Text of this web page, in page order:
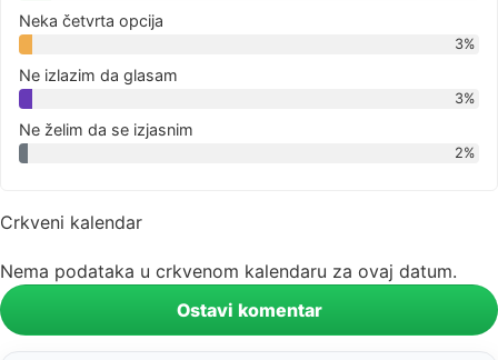
Neka četvrta opcija
3%
Ne izlazim da glasam
3%
Ne želim da se izjasnim
2%
Crkveni kalendar
Nema podataka u crkvenom kalendaru za ovaj datum.
Ostavi komentar